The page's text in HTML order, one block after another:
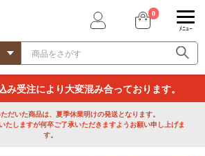
0
ﾒﾆｭｰ
み受注により大変混み合っております。
だいた商品は、夏季休業明けの発送となります。
たしますが何卒ご了承いただきますようお願い申し上げま
す。